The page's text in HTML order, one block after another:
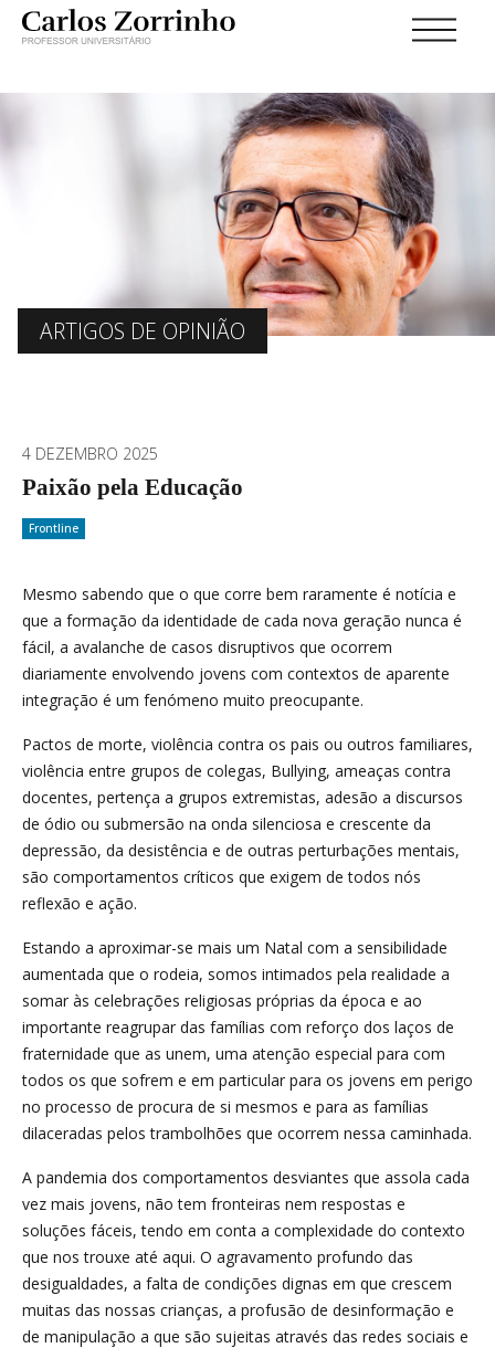
ARTIGOS DE OPINIÃO
4 DEZEMBRO 2025
Paixão pela Educação
Frontline
Mesmo sabendo que o que corre bem raramente é notícia e
que a formação da identidade de cada nova geração nunca é
fácil, a avalanche de casos disruptivos que ocorrem
diariamente envolvendo jovens com contextos de aparente
integração é um fenómeno muito preocupante.
Pactos de morte, violência contra os pais ou outros familiares,
violência entre grupos de colegas, Bullying, ameaças contra
docentes, pertença a grupos extremistas, adesão a discursos
de ódio ou submersão na onda silenciosa e crescente da
depressão, da desistência e de outras perturbações mentais,
são comportamentos críticos que exigem de todos nós
reflexão e ação.
Estando a aproximar-se mais um Natal com a sensibilidade
aumentada que o rodeia, somos intimados pela realidade a
somar às celebrações religiosas próprias da época e ao
importante reagrupar das famílias com reforço dos laços de
fraternidade que as unem, uma atenção especial para com
todos os que sofrem e em particular para os jovens em perigo
no processo de procura de si mesmos e para as famílias
dilaceradas pelos trambolhões que ocorrem nessa caminhada.
A pandemia dos comportamentos desviantes que assola cada
vez mais jovens, não tem fronteiras nem respostas e
soluções fáceis, tendo em conta a complexidade do contexto
que nos trouxe até aqui. O agravamento profundo das
desigualdades, a falta de condições dignas em que crescem
muitas das nossas crianças, a profusão de desinformação e
de manipulação a que são sujeitas através das redes sociais e